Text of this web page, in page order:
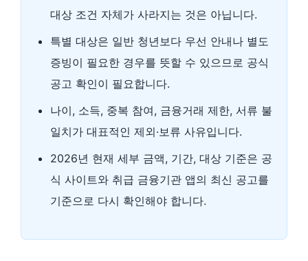
대상 조건 자체가 사라지는 것은 아닙니다.
특별 대상은 일반 청년보다 우선 안내나 별도
증빙이 필요한 경우를 뜻할 수 있으므로 공식
공고 확인이 필요합니다.
나이, 소득, 중복 참여, 금융거래 제한, 서류 불
일치가 대표적인 제외·보류 사유입니다.
2026년 현재 세부 금액, 기간, 대상 기준은 공
식 사이트와 취급 금융기관 앱의 최신 공고를
기준으로 다시 확인해야 합니다.